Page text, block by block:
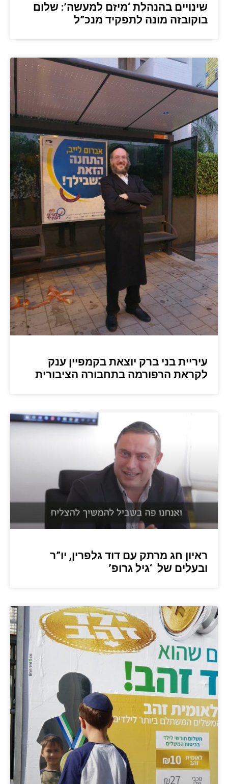
שינויים בהנהלת ‘מיזם למעשה’: שלום
בוקובזה מונה לתפקיד מנכ”ל
עיריית בני ברק יוצאת בקמפיין ענק
לקראת הרפורמה בתחבורה הציבורית
ראיון חג מרתק עם דוד גלפרין, יו”ר
ובעלים של ‘גיל גרופ’